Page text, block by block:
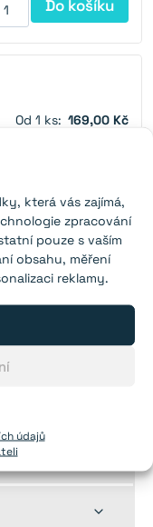
která vás zajímá,
zpracování
pouze s vaším
obsahu, měření
reklamy.
údajů
Do košíku
Od 1 ks: 169,00 Kč
Do košíku
Rozbalit
dětskou
Rozbalit